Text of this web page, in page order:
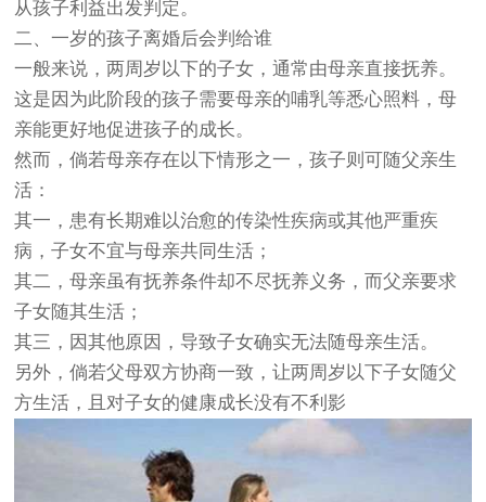
从孩子利益出发判定。
二、一岁的孩子离婚后会判给谁
一般来说，两周岁以下的子女，通常由母亲直接抚养。
这是因为此阶段的孩子需要母亲的哺乳等悉心照料，母
亲能更好地促进孩子的成长。
然而，倘若母亲存在以下情形之一，孩子则可随父亲生
活：
其一，患有长期难以治愈的传染性疾病或其他严重疾
病，子女不宜与母亲共同生活；
其二，母亲虽有抚养条件却不尽抚养义务，而父亲要求
子女随其生活；
其三，因其他原因，导致子女确实无法随母亲生活。
另外，倘若父母双方协商一致，让两周岁以下子女随父
方生活，且对子女的健康成长没有不利影